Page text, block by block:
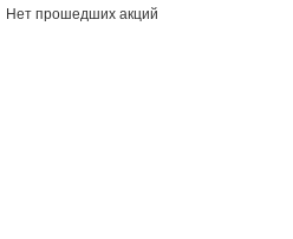
Нет прошедших акций